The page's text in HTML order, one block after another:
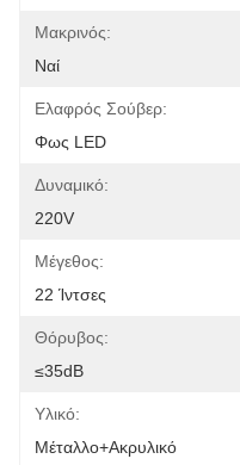
Μακρινός:
Ναί
Ελαφρός Σούβερ:
Φως LED
Δυναμικό:
220V
Μέγεθος:
22 Ίντσες
Θόρυβος:
≤35dB
Υλικό:
Μέταλλο+ακρυλικό